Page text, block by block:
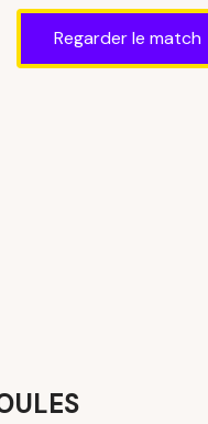
Regarder le match